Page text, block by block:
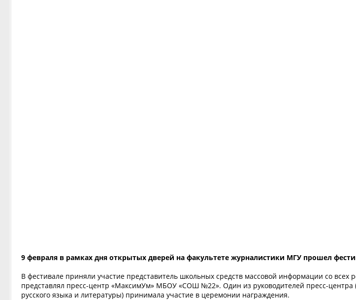
9 февраля в рамках дня открытых дверей на факультете журналистики МГУ прошел
В фестивале приняли участие представитель школьных средств массовой информации со всех
представлял пресс-центр «МаксимУм» МБОУ «СОШ №22». Один из руководителей пресс-
русского языка и литературы) принимала участие в церемонии награждения.